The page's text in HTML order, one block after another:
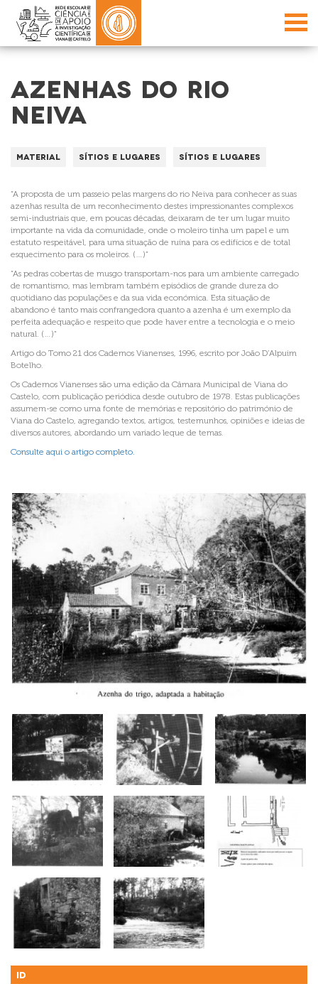
AZENHAS DO RIO
NEIVA
Material Sítios e lugares Sítios e Lugares
“A proposta de um passeio pelas margens do rio Neiva para conhecer as suas
azenhas resulta de um reconhecimento destes impressionantes complexos
semi-industriais que, em poucas décadas, deixaram de ter um lugar muito
importante na vida da comunidade, onde o moleiro tinha um papel e um
estatuto respeitável, para uma situação de ruína para os edifícios e de total
esquecimento para os moleiros. (…)”
“As pedras cobertas de musgo transportam-nos para um ambiente carregado
de romantismo, mas lembram também episódios de grande dureza do
quotidiano das populações e da sua vida económica. Esta situação de
abandono é tanto mais confrangedora quanto a azenha é um exemplo da
perfeita adequação e respeito que pode haver entre a tecnologia e o meio
natural. (…)”
Artigo do Tomo 21 dos Cadernos Vianenses, 1996, escrito por João D’Alpuim
Botelho.
Os Cadernos Vianenses são uma edição da Câmara Municipal de Viana do
Castelo, com publicação periódica desde outubro de 1978. Estas publicações
assumem-se como uma fonte de memórias e repositório do património de
Viana do Castelo, agregando textos, artigos, testemunhos, opiniões e ideias de
diversos autores, abordando um variado leque de temas.
Consulte aqui o artigo completo.
ID